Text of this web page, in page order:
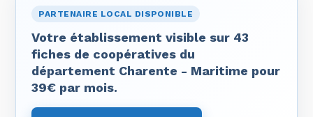
PARTENAIRE LOCAL DISPONIBLE
Votre établissement visible sur 43
fiches de coopératives du
département Charente - Maritime pour
39€ par mois.